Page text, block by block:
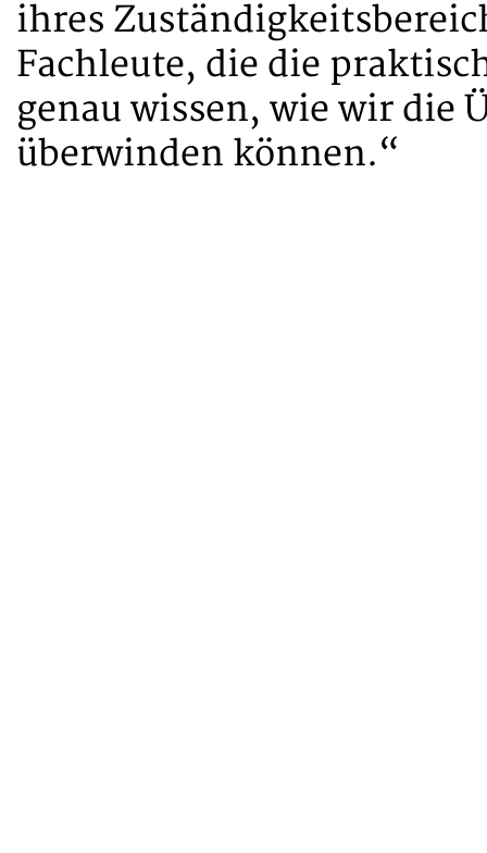
ihres
Fachleute, die die
genau wissen, wie wir die
überwinden können.“